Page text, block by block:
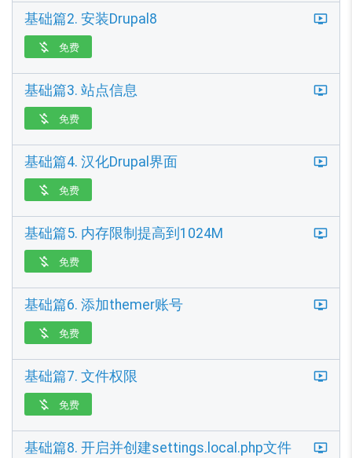
基础篇2. 安装Drupal8
 免费
基础篇3. 站点信息
 免费
基础篇4. 汉化Drupal界面
 免费
基础篇5. 内存限制提高到1024M
 免费
基础篇6. 添加themer账号
 免费
基础篇7. 文件权限
 免费
基础篇8. 开启并创建settings.local.php文件